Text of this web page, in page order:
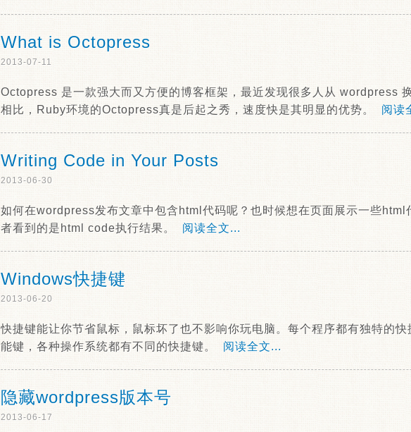
What is Octopress
2013-07-11
Octopress 是一款强大而又方便的博客框架，最近发现很多人从 wordpress
相比，Ruby环境的Octopress真是后起之秀，速度快是其明显的优势。 阅读
Writing Code in Your Posts
2013-06-30
如何在wordpress发布文章中包含html代码呢？也时候想在页面展示一些html
者看到的是html code执行结果。 阅读全文...
Windows快捷键
2013-06-20
快捷键能让你节省鼠标，鼠标坏了也不影响你玩电脑。每个程序都有独特的
能键，各种操作系统都有不同的快捷键。 阅读全文...
隐藏wordpress版本号
2013-06-17